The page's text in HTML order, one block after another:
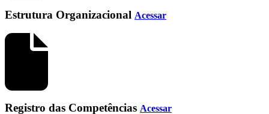
Estrutura Organizacional Acessar
Registro das Competências Acessar